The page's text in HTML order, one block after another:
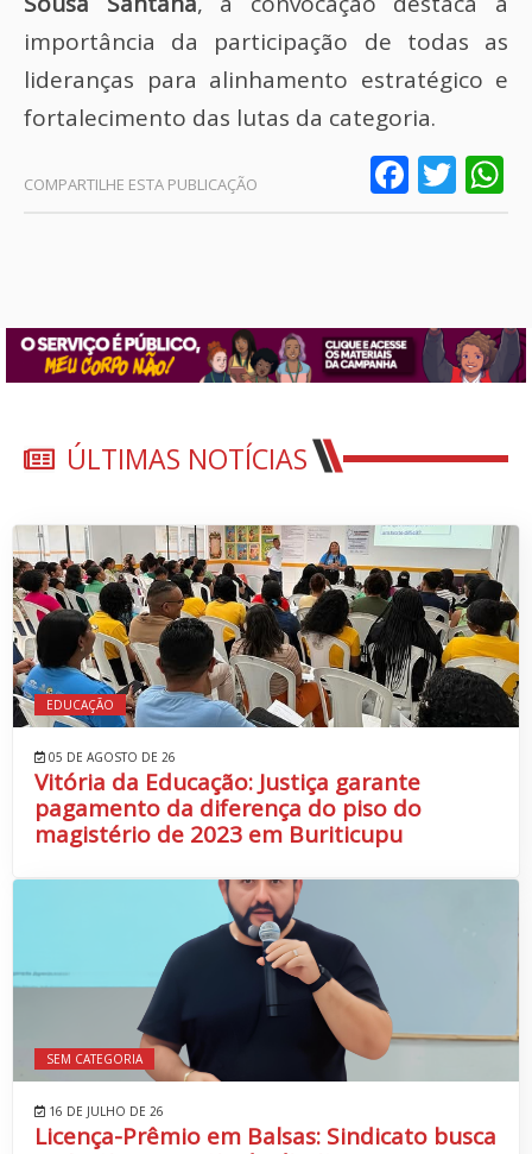
importância da participação de todas as
lideranças para alinhamento estratégico e
fortalecimento das lutas da categoria.
ÚLTIMAS NOTÍCIAS
EDUCAÇÃO
05 DE AGOSTO DE 26
Vitória da Educação: Justiça garante
pagamento da diferença do piso do
magistério de 2023 em Buriticupu
SEM CATEGORIA
16 DE JULHO DE 26
Licença-Prêmio em Balsas: Sindicato busca